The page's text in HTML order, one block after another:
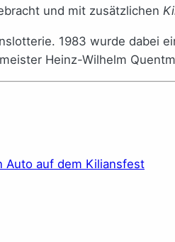
und mit zusätzlichen
1983 wurde dabei
Heinz-Wilhelm